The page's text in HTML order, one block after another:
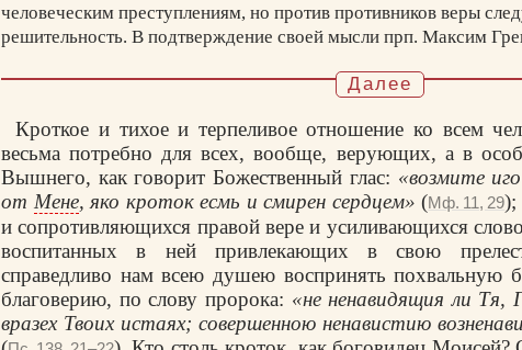
человеческим преступлениям, но против противников веры
решительность. В подтверждение своей мысли прп. Максим
Льва Катанского. Разгневанный волхвованиями Илиодора, он
Автор призывает подражать этим ревнителям веры: не
смущающим паству, предавать их внешней власти для
православную землю от «бешеных псов».
Далее
Кроткое и тихое и терпеливое отношение ко всем
весьма потребно для всех, вообще, верующих, а в
Вышнего, как говорит Божественный глас: «возмите
от Мене, яко кроток есмь и смирен сердцем» (Мф. 11, 29);
и сопротивляющихся правой вере и усиливающихся
воспитанных в ней привлекающих в свою
справедливо нам всею душею воспринять похвальную
благоверию, по слову пророка: «не ненавидящия ли Тя,
вразех Твоих истаях; совершенною ненавистию